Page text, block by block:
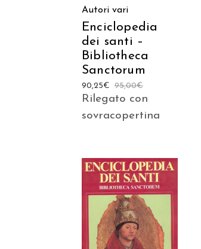
Autori vari
Enciclopedia
dei santi –
Bibliotheca
Sanctorum
95,00€
90,25€
Rilegato con
sovracopertina
AGGIUNGI AL
CARRELLO